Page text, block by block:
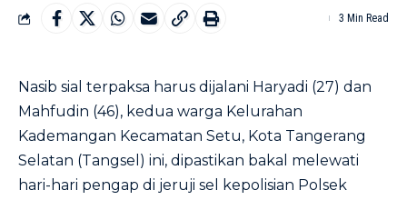
3 Min Read
Nasib sial terpaksa harus dijalani Haryadi (27) dan
Mahfudin (46), kedua warga Kelurahan
Kademangan Kecamatan Setu, Kota Tangerang
Selatan (Tangsel) ini, dipastikan bakal melewati
hari-hari pengap di jeruji sel kepolisian Polsek